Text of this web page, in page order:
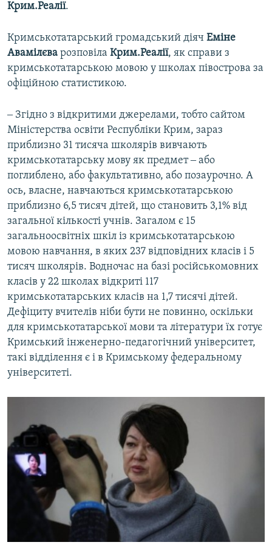
Крим.Реалії.
Кримськотатарський громадський діяч Еміне
Авамілєва розповіла Крим.Реалії, як справи з
кримськотатарською мовою у школах півострова за
офіційною статистикою.
‒ Згідно з відкритими джерелами, тобто сайтом
Міністерства освіти Республіки Крим, зараз
приблизно 31 тисяча школярів вивчають
кримськотатарську мову як предмет ‒ або
поглиблено, або факультативно, або позаурочно. А
ось, власне, навчаються кримськотатарською
приблизно 6,5 тисяч дітей, що становить 3,1% від
загальної кількості учнів. Загалом є 15
загальноосвітніх шкіл із кримськотатарською
мовою навчання, в яких 237 відповідних класів і 5
тисяч школярів. Водночас на базі російськомовних
класів у 22 школах відкриті 117
кримськотатарських класів на 1,7 тисячі дітей.
Дефіциту вчителів ніби бути не повинно, оскільки
для кримськотатарської мови та літератури їх готує
Кримський інженерно-педагогічний університет,
такі відділення є і в Кримському федеральному
університеті.